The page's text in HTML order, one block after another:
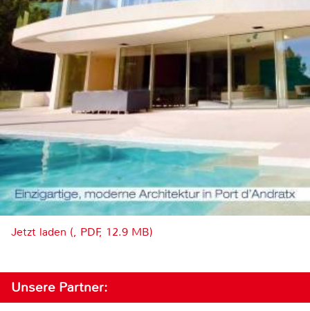
Jetzt laden (, PDF, 12.9 MB)
Unsere Partner: